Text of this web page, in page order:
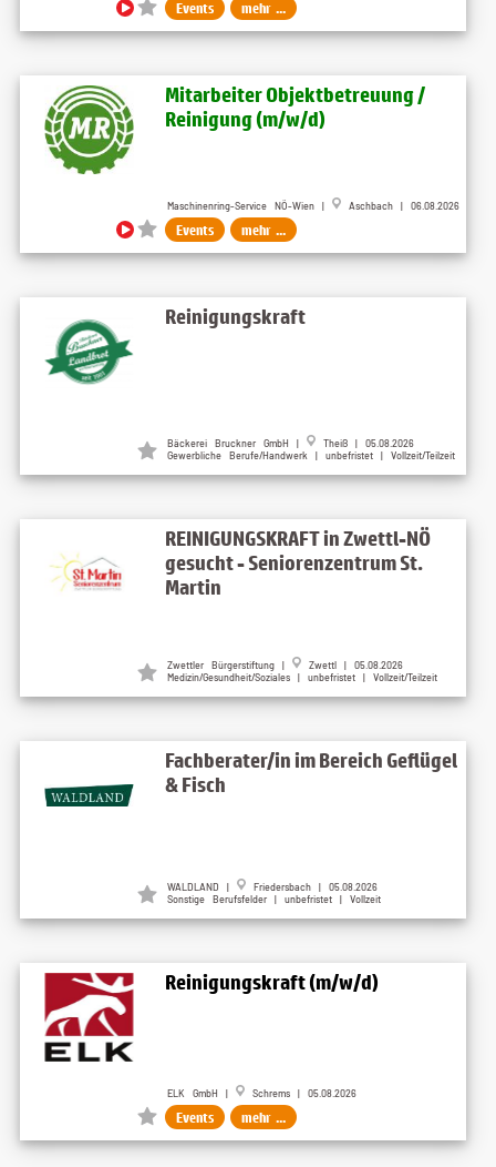
Events mehr ...
Mitarbeiter Objektbetreuung ​/
Reinigung (m​/w​/d)
Maschinenring-Service NÖ-Wien | Aschbach | 06.08.2026
Events mehr ...
Reinigungskraft
Bäckerei Bruckner GmbH |
Theiß | 05.08.2026
Gewerbliche Berufe/Handwerk | unbefristet | Vollzeit/Teilzeit
REINIGUNGSKRAFT in Zwettl-NÖ
gesucht - Seniorenzentrum St.
Martin
Zwettler Bürgerstiftung |
Zwettl | 05.08.2026
Medizin/Gesundheit/Soziales | unbefristet | Vollzeit/Teilzeit
Fachberater/in im Bereich Geflügel
& Fisch
WALDLAND |
Friedersbach | 05.08.2026
Sonstige Berufsfelder | unbefristet | Vollzeit
Reinigungskraft (m/w/d)
ELK GmbH | Schrems | 05.08.2026
Events mehr ...